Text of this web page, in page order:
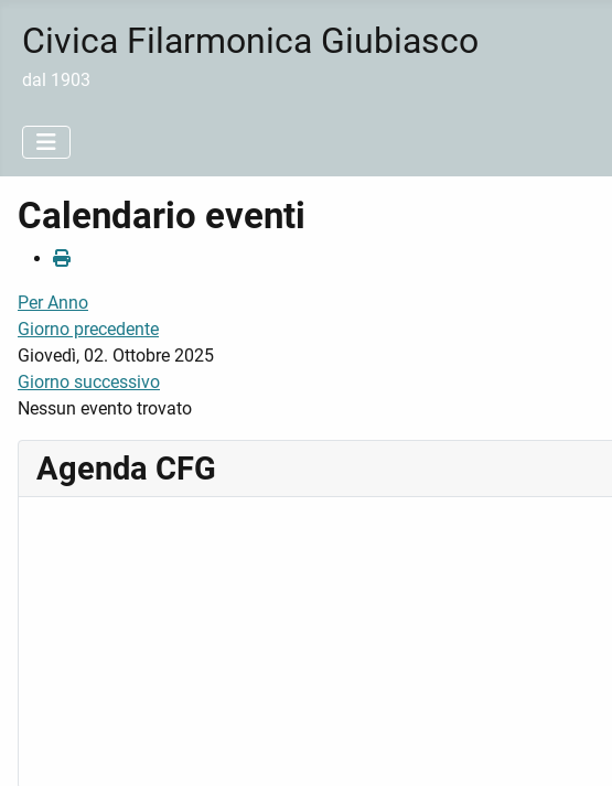
Civica Filarmonica Giubiasco
dal 1903
Calendario eventi
Per Anno
Giorno precedente
Giovedì, 02. Ottobre 2025
Giorno successivo
Nessun evento trovato
Agenda CFG